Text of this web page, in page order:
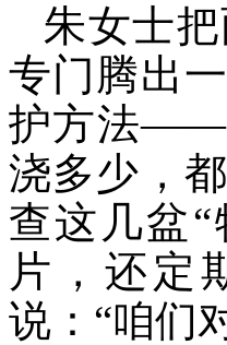
朱女士
专门腾出
护方法——
浇多少，
查这几盆
片，还定
说：“咱们